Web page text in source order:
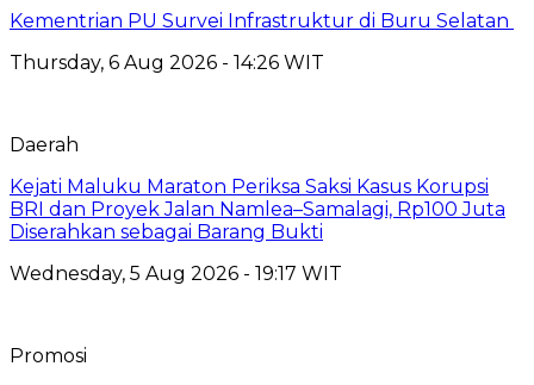
Kementrian PU Survei Infrastruktur di Buru Selatan
Thursday, 6 Aug 2026 - 14:26 WIT
Daerah
Kejati Maluku Maraton Periksa Saksi Kasus Korupsi
BRI dan Proyek Jalan Namlea–Samalagi, Rp100 Juta
Diserahkan sebagai Barang Bukti
Wednesday, 5 Aug 2026 - 19:17 WIT
Promosi